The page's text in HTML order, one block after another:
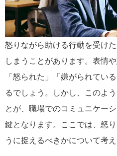
怒りながら助ける行動を受け
しまうことがあります。表情
「怒られた」「嫌がられてい
るでしょう。しかし、このよ
とが、職場でのコミュニケー
鍵となります。ここでは、怒
うに捉えるべきかについて考え